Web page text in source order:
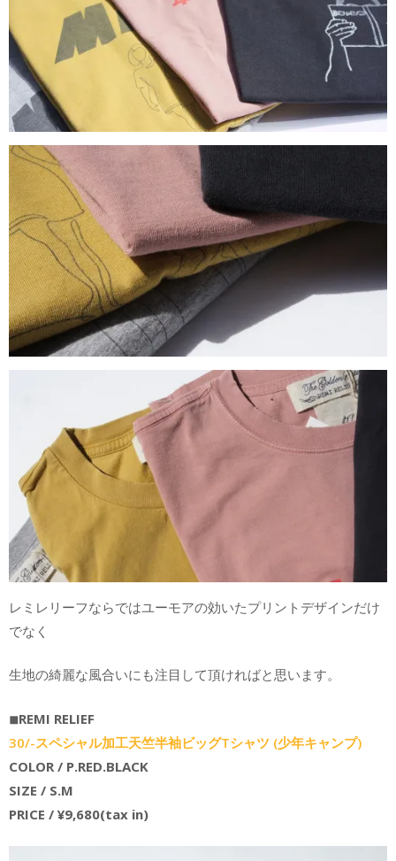
レミレリーフならではユーモアの効いたプリントデザインだけ
でなく
生地の綺麗な風合いにも注目して頂ければと思います。
◾︎REMI RELIEF
30/-スペシャル加工天竺半袖ビッグTシャツ (少年キャンプ)
COLOR / P.RED.BLACK
SIZE / S.M
PRICE / ¥9,680(tax in)